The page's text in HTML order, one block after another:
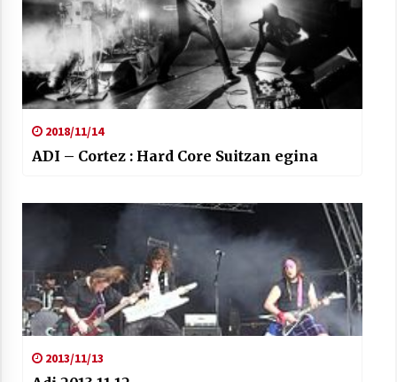
2018/11/14
ADI – Cortez : Hard Core Suitzan egina
2013/11/13